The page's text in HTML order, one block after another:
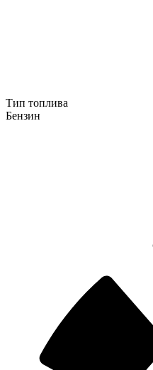
Тип топлива
Бензин